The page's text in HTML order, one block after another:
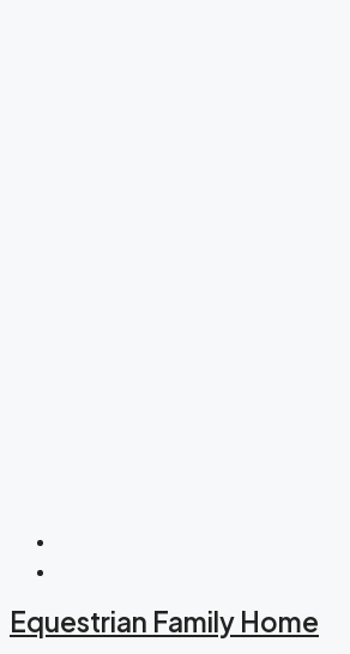
Equestrian Family Home